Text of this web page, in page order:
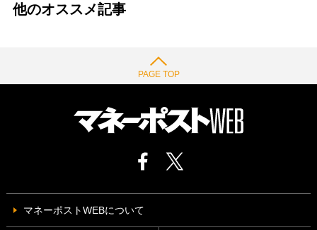
他のオススメ記事
PAGE TOP
マネーポストWEBについて